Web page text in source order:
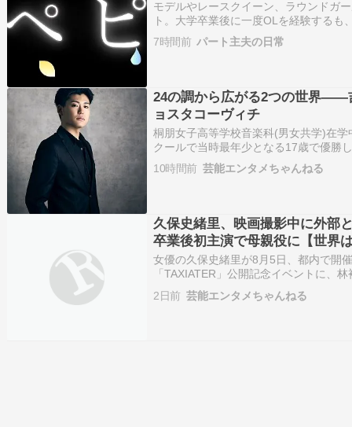
モデルやレースクイーン、ラウンドガ
ト。大学卒業後に一度OLを経験するも
び、芸能界へ本格進出しました。レー
バラエティやYouTubeコンテンツでも
7時間前 パート主夫の日常
24の調から広がる2つの世界――
ョスタコーヴィチ
桐朋女子高等学校音楽科(男女共学)在
クールで当時最年少となる17歳で優勝
学ソリスト・ディプロマ・コースを経
ド音楽院へ進んで研鑽を重ね、昨年開
10時間前 芸能エンタメちゃんねる
久保史緒里、映画撮影中に外部
卒業後初主演で母親役に【世界
女優の久保史緒里が8月5日、都内で開
「TAXIATER」公開記念イベントに、
野々花、中川龍太郎監督、長島翔監督
影期間の裏側を明かした。 続きを読
2日前 芸能エンタメちゃんねる